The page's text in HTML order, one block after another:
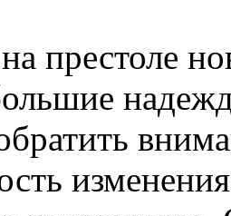
престоле